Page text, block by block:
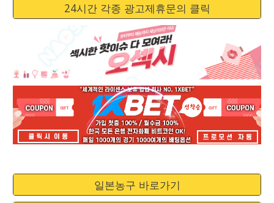
24시간 각종 광고제휴문의 클릭
일본농구 바로가기